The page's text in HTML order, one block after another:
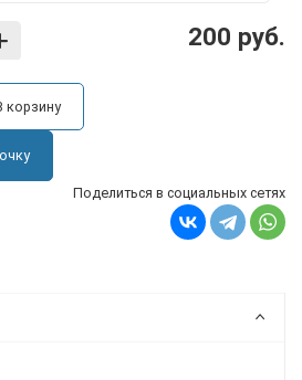
200 руб.
корзину
Поделиться в социальных сетях